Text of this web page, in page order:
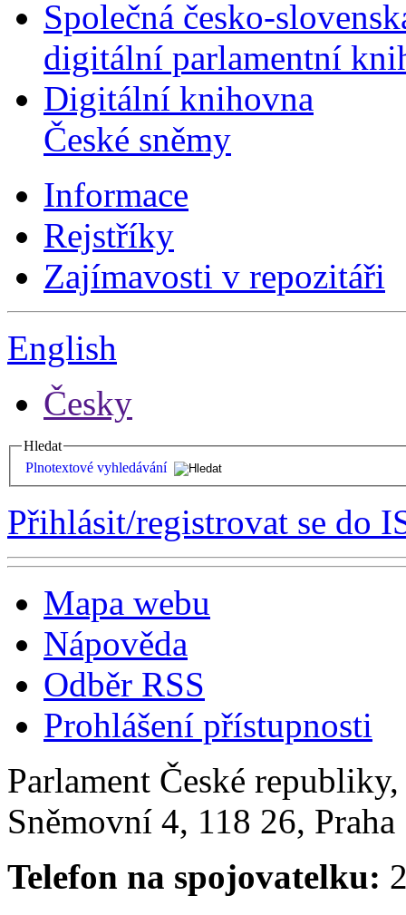
Společná česko-
digitální parlamentní
Digitální knihovna
České sněmy
Informace
Rejstříky
Zajímavosti v repozitáři
English
Česky
Hledat
Plnotextové vyhledávání
Přihlásit/registrovat se do
Mapa webu
Nápověda
Odběr RSS
Prohlášení přístupnosti
Parlament České
Sněmovní 4, 118 26,
Telefon na spojovatelku: